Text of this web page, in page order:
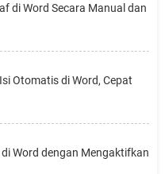
di Word Secara Manual dan
Otomatis di Word, Cepat
Word dengan Mengaktifkan